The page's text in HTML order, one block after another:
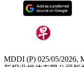
MDDI (P) 025/05/2026,